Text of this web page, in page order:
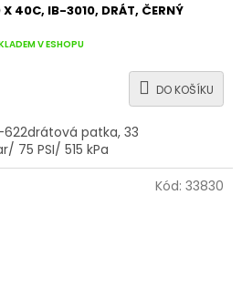
X 40C, IB-3010, DRÁT, ČERNÝ
V ESHOPU
DO KOŠÍKU
patka, 33
75 PSI/ 515 kPa
Kód: 33830